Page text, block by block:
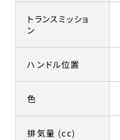
トランスミッショ
ン
ハンドル位置
色
排気量 (cc)